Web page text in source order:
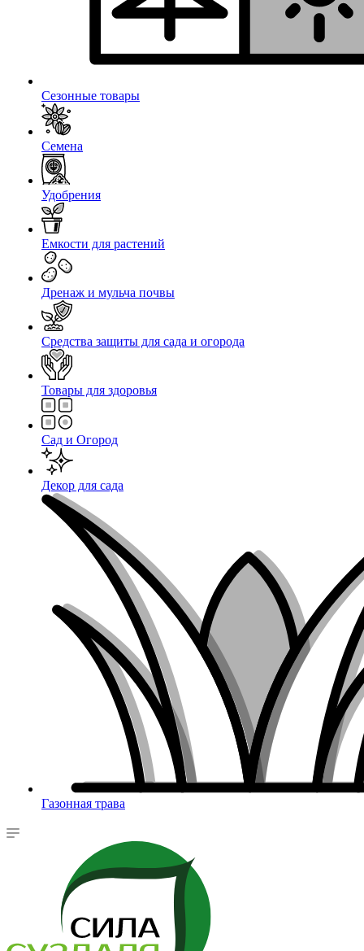
Сезонные товары
Семена
Удобрения
Емкости для растений
Дренаж и мульча почвы
Средства защиты для сада и огорода
Товары для здоровья
Сад и Огород
Декор для сада
Газонная трава